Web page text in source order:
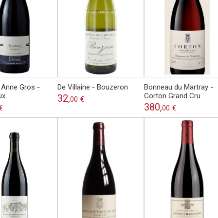
Gros -
De Villaine - Bouzeron
32,00 €
Bonneau du Martray -
Corton Grand Cru
380,00 €